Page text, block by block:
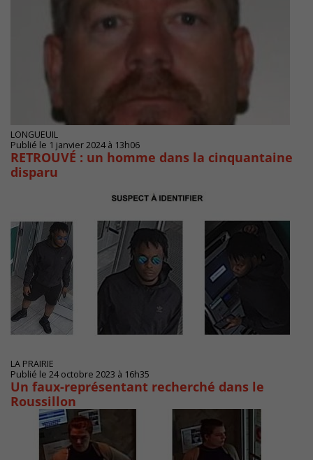
LONGUEUIL
Publié le 1 janvier 2024 à 13h06
RETROUVÉ : un homme dans la cinquantaine
disparu
LA PRAIRIE
Publié le 24 octobre 2023 à 16h35
Un faux-représentant recherché dans le
Roussillon